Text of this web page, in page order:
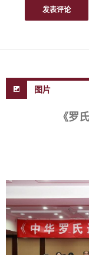
图片
《罗